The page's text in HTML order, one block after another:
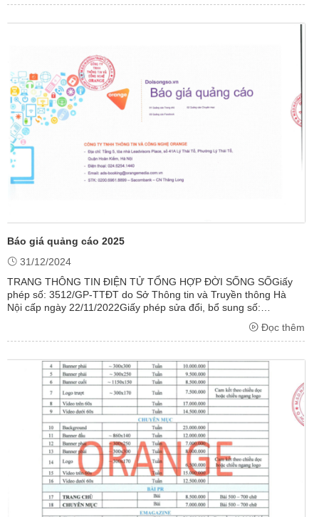
Báo giá quảng cáo 2025
31/12/2024
TRANG THÔNG TIN ĐIỆN TỬ TỔNG HỢP ĐỜI SỐNG SỐGiấy
phép số: 3512/GP-TTĐT do Sở Thông tin và Truyền thông Hà
Nội cấp ngày 22/11/2022Giấy phép sửa đổi, bổ sung số:
112/GXN-TTĐT do Sở Thông tin và Truyền thông Hà Nội cấp
Đọc thêm